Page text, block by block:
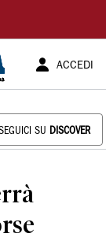
ACCEDI
SU DISCOVER